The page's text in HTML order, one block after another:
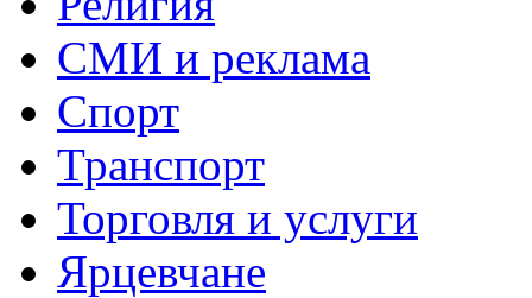
СМИ и реклама
Спорт
Транспорт
Торговля и услуги
Ярцевчане